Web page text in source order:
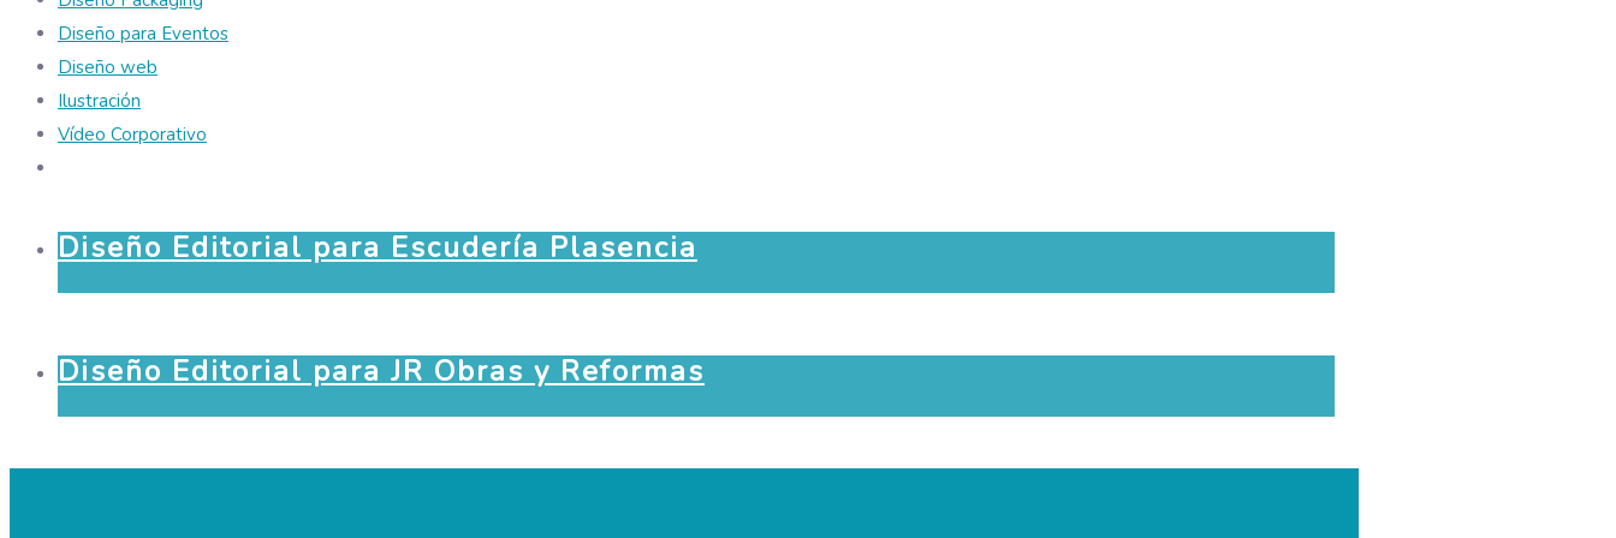
Diseño para Eventos
Diseño web
Ilustración
Vídeo Corporativo
Diseño Editorial para Escudería Plasencia
Diseño Editorial para JR Obras y Reformas